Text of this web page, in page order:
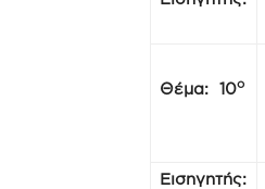
Θέμα: 10ο
Εισηγητής: